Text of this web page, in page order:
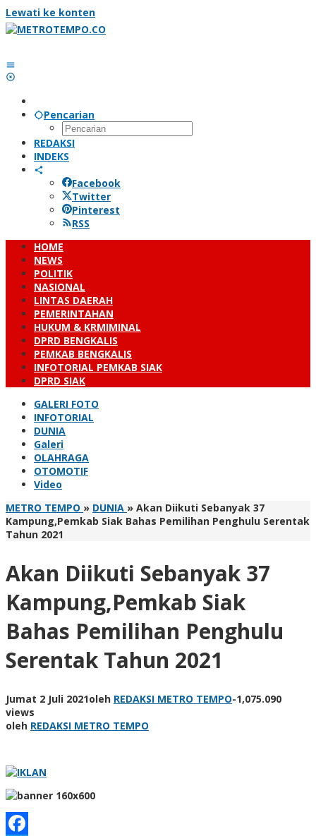
Lewati ke konten
Pencarian
REDAKSI
INDEKS
Facebook
Twitter
Pinterest
RSS
HOME
NEWS
POLITIK
NASIONAL
LINTAS DAERAH
PEMERINTAHAN
HUKUM & KRMIMINAL
DPRD BENGKALIS
PEMKAB BENGKALIS
INFOTORIAL PEMKAB SIAK
DPRD SIAK
GALERI FOTO
INFOTORIAL
DUNIA
Galeri
OLAHRAGA
OTOMOTIF
Video
METRO TEMPO » DUNIA » Akan Diikuti Sebanyak 37
Kampung,Pemkab Siak Bahas Pemilihan Penghulu Serentak
Tahun 2021
Akan Diikuti Sebanyak 37
Kampung,Pemkab Siak
Bahas Pemilihan Penghulu
Serentak Tahun 2021
Jumat 2 Juli 2021oleh REDAKSI METRO TEMPO-1,075.090
views
oleh REDAKSI METRO TEMPO